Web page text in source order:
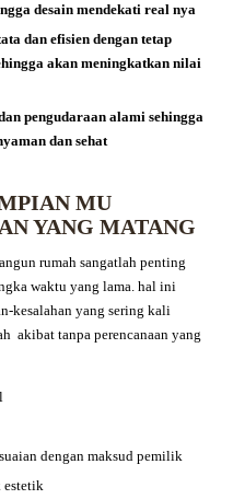
desain mendekati real nya
dan efisien dengan tetap
akan meningkatkan nilai
pengudaraan alami sehingga
dan sehat
MU
YANG MATANG
rumah sangatlah penting
waktu yang lama. hal ini
kesalahan yang sering kali
akibat tanpa perencanaan yang
dengan maksud pemilik
estetik